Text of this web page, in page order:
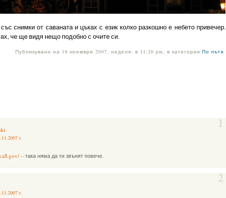
снимки от саваната и цъках с език колко разкошно е небето привечер.
че ще видя нещо подобно с очите си.
Публикувано на 18 ноември 2007, неделя, в 11:26 pm, в категорияПо пътя.
г.
1
– така няма да ти звънят повече.
г.
2